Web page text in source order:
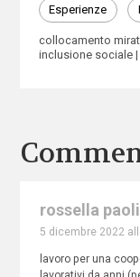
Esperienze
collocamento
inclusione sociale
rossella
5 dicembre 2022
lavoro per una